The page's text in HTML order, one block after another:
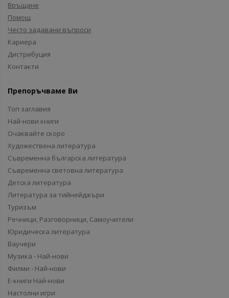
Връщане
Помощ
Често задавани въпроси
Кариера
Дистрибуция
Контакти
Препоръчваме Ви
Топ заглавия
Най-нови книги
Очаквайте скоро
Художествена литература
Съвременна българска литература
Съвременна световна литература
Детска литература
Литература за тийнейджъри
Туризъм
Речници, Разговорници, Самоучители
Юридическа литература
Ваучери
Музика - Най-нови
Филми - Най-нови
Е-книги Най-нови
Настолни игри